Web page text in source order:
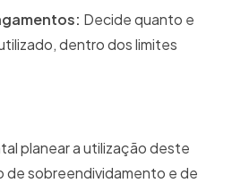
Decide quanto e
dentro dos limites
planear a utilização deste
de sobreendividamento e de